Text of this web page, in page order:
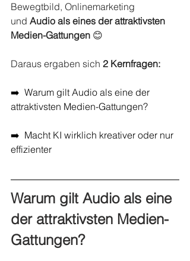
Bewegtbild, Onlinemarketing
und Audio als eines der attraktivsten
Medien-Gattungen 😊
Daraus ergaben sich 2 Kernfragen:
➡️  Warum gilt Audio als eine der
attraktivsten Medien-Gattungen?
➡️  Macht KI wirklich kreativer oder nur
effizienter
Warum gilt Audio als eine
der attraktivsten Medien-
Gattungen?